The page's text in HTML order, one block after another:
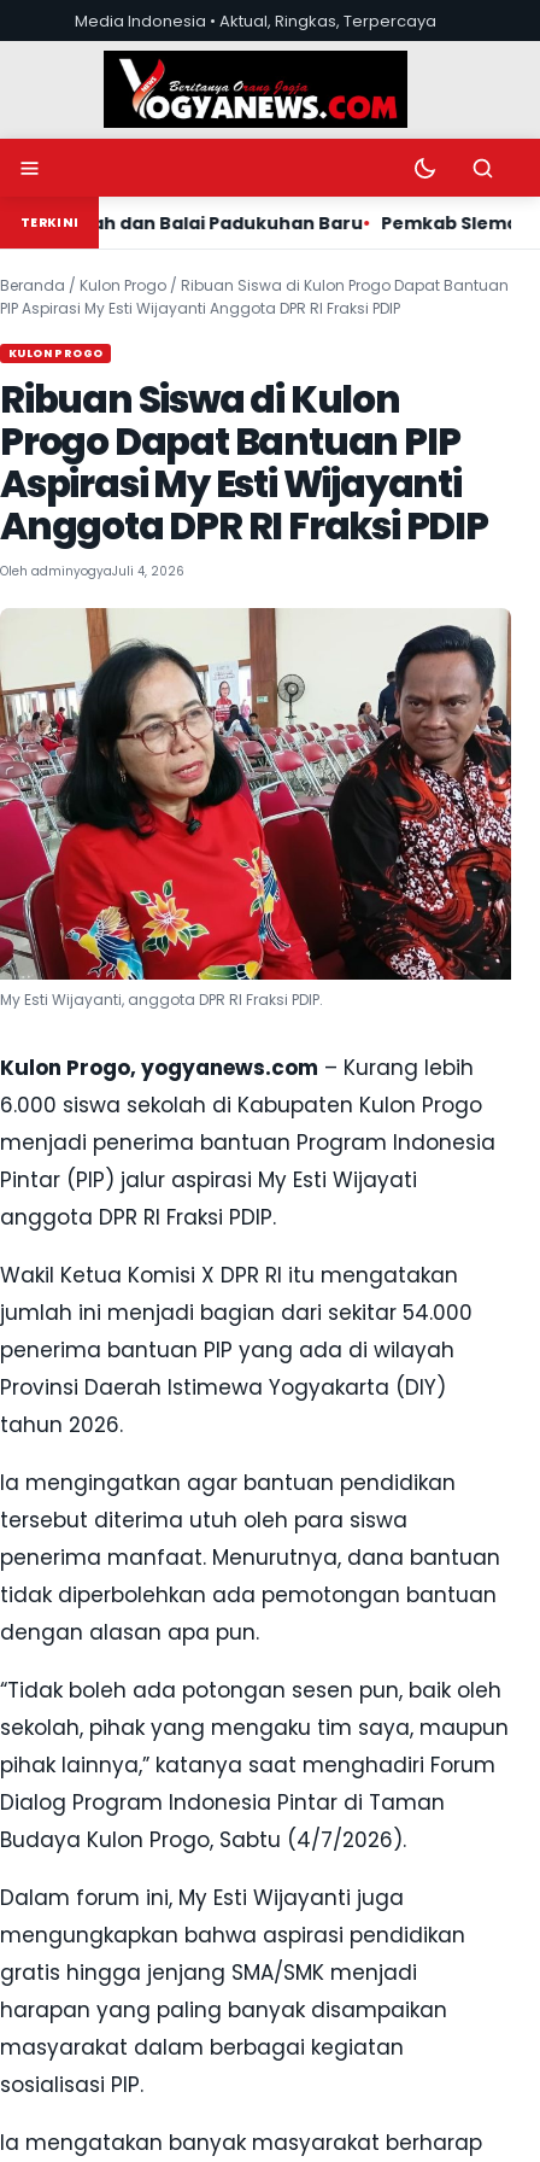
Lewati ke kontenMedia Indonesia • Aktual, Ringkas, Terpercaya
TERKINIdan Balai Padukuhan Baru Pemkab Sleman Lantik
Beranda / Kulon Progo / Ribuan Siswa di Kulon Progo Dapat Bantuan
PIP Aspirasi My Esti Wijayanti Anggota DPR RI Fraksi PDIP
KULON PROGO
Ribuan Siswa di Kulon
Progo Dapat Bantuan PIP
Aspirasi My Esti Wijayanti
Anggota DPR RI Fraksi PDIP
Oleh adminyogyaJuli 4, 2026
My Esti Wijayanti, anggota DPR RI Fraksi PDIP.
Kulon Progo, yogyanews.com – Kurang lebih
6.000 siswa sekolah di Kabupaten Kulon Progo
menjadi penerima bantuan Program Indonesia
Pintar (PIP) jalur aspirasi My Esti Wijayati
anggota DPR RI Fraksi PDIP.
Wakil Ketua Komisi X DPR RI itu mengatakan
jumlah ini menjadi bagian dari sekitar 54.000
penerima bantuan PIP yang ada di wilayah
Provinsi Daerah Istimewa Yogyakarta (DIY)
tahun 2026.
Ia mengingatkan agar bantuan pendidikan
tersebut diterima utuh oleh para siswa
penerima manfaat. Menurutnya, dana bantuan
tidak diperbolehkan ada pemotongan bantuan
dengan alasan apa pun.
“Tidak boleh ada potongan sesen pun, baik oleh
sekolah, pihak yang mengaku tim saya, maupun
pihak lainnya,” katanya saat menghadiri Forum
Dialog Program Indonesia Pintar di Taman
Budaya Kulon Progo, Sabtu (4/7/2026).
Dalam forum ini, My Esti Wijayanti juga
mengungkapkan bahwa aspirasi pendidikan
gratis hingga jenjang SMA/SMK menjadi
harapan yang paling banyak disampaikan
masyarakat dalam berbagai kegiatan
sosialisasi PIP.
Ia mengatakan banyak masyarakat berharap